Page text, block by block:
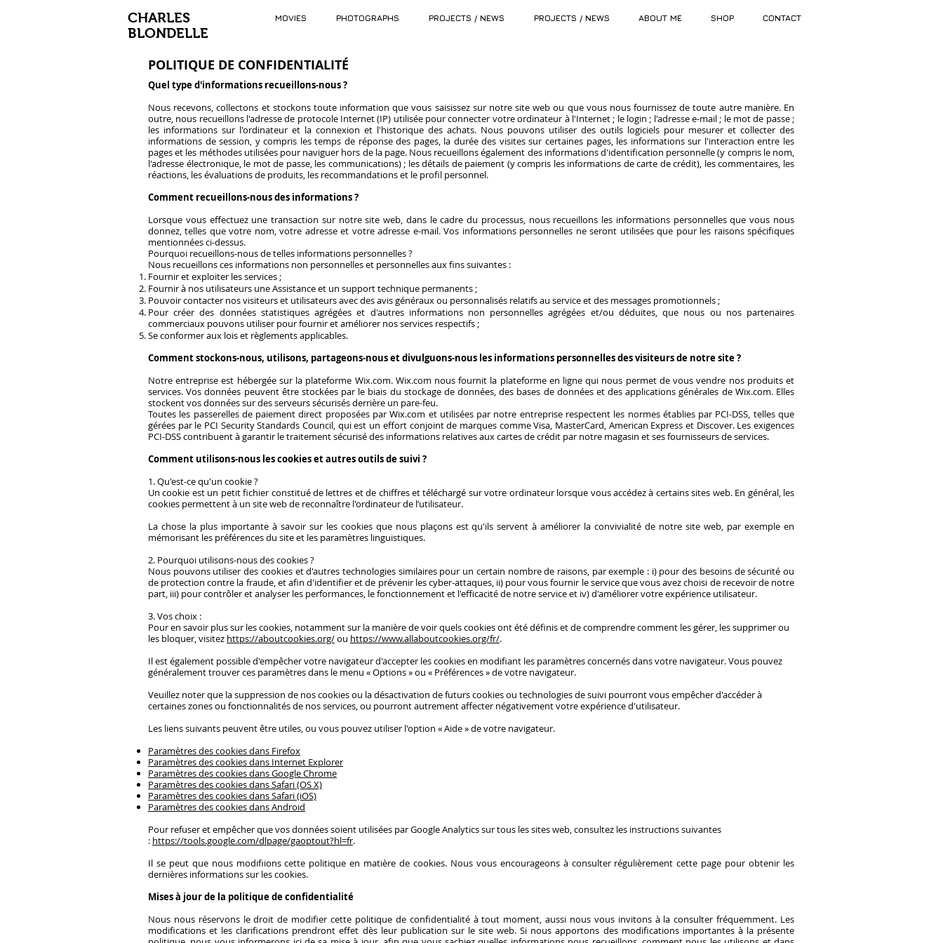
CHARLES
BLONDELLE
MOVIES PHOTOGRAPHS PROJECTS / NEWS PROJECTS / NEWS ABOUT ME SHOP CONTACT
POLITIQUE DE CONFIDENTIALITÉ
Quel type d'informations recueillons-nous ?
Nous recevons, collectons et stockons toute information que vous saisissez sur notre site web ou que vous nous fournissez de toute autre manière. En
outre, nous recueillons l'adresse de protocole Internet (IP) utilisée pour connecter votre ordinateur à l'Internet ; le login ; l'adresse e-mail ; le mot de passe ;
les informations sur l'ordinateur et la connexion et l'historique des achats. Nous pouvons utiliser des outils logiciels pour mesurer et collecter des
informations de session, y compris les temps de réponse des pages, la durée des visites sur certaines pages, les informations sur l'interaction entre les
pages et les méthodes utilisées pour naviguer hors de la page. Nous recueillons également des informations d'identification personnelle (y compris le nom,
l'adresse électronique, le mot de passe, les communications) ; les détails de paiement (y compris les informations de carte de crédit), les commentaires, les
réactions, les évaluations de produits, les recommandations et le profil personnel.
Comment recueillons-nous des informations ?
Lorsque vous effectuez une transaction sur notre site web, dans le cadre du processus, nous recueillons les informations personnelles que vous nous
donnez, telles que votre nom, votre adresse et votre adresse e-mail. Vos informations personnelles ne seront utilisées que pour les raisons spécifiques
mentionnées ci-dessus.
Pourquoi recueillons-nous de telles informations personnelles ?
Nous recueillons ces informations non personnelles et personnelles aux fins suivantes :
Fournir et exploiter les services ;
Fournir à nos utilisateurs une Assistance et un support technique permanents ;
Pouvoir contacter nos visiteurs et utilisateurs avec des avis généraux ou personnalisés relatifs au service et des messages promotionnels ;
Pour créer des données statistiques agrégées et d'autres informations non personnelles agrégées et/ou déduites, que nous ou nos partenaires
commerciaux pouvons utiliser pour fournir et améliorer nos services respectifs ;
Se conformer aux lois et règlements applicables.
Comment stockons-nous, utilisons, partageons-nous et divulguons-nous les informations personnelles des visiteurs de notre site ?
Notre entreprise est hébergée sur la plateforme Wix.com. Wix.com nous fournit la plateforme en ligne qui nous permet de vous vendre nos produits et
services. Vos données peuvent être stockées par le biais du stockage de données, des bases de données et des applications générales de Wix.com. Elles
stockent vos données sur des serveurs sécurisés derrière un pare-feu.
Toutes les passerelles de paiement direct proposées par Wix.com et utilisées par notre entreprise respectent les normes établies par PCI-DSS, telles que
gérées par le PCI Security Standards Council, qui est un effort conjoint de marques comme Visa, MasterCard, American Express et Discover. Les exigences
PCI-DSS contribuent à garantir le traitement sécurisé des informations relatives aux cartes de crédit par notre magasin et ses fournisseurs de services.
Comment utilisons-nous les cookies et autres outils de suivi ?
1. Qu'est-ce qu'un cookie ?
Un cookie est un petit fichier constitué de lettres et de chiffres et téléchargé sur votre ordinateur lorsque vous accédez à certains sites web. En général, les
cookies permettent à un site web de reconnaître l'ordinateur de l’utilisateur.
La chose la plus importante à savoir sur les cookies que nous plaçons est qu'ils servent à améliorer la convivialité de notre site web, par exemple en
mémorisant les préférences du site et les paramètres linguistiques.
2. Pourquoi utilisons-nous des cookies ?
Nous pouvons utiliser des cookies et d'autres technologies similaires pour un certain nombre de raisons, par exemple : i) pour des besoins de sécurité ou
de protection contre la fraude, et afin d'identifier et de prévenir les cyber-attaques, ii) pour vous fournir le service que vous avez choisi de recevoir de notre
part, iii) pour contrôler et analyser les performances, le fonctionnement et l'efficacité de notre service et iv) d'améliorer votre expérience utilisateur.
3. Vos choix :
Pour en savoir plus sur les cookies, notamment sur la manière de voir quels cookies ont été définis et de comprendre comment les gérer, les supprimer ou
les bloquer, visitez https://aboutcookies.org/ou https://www.allaboutcookies.org/fr/.
Il est également possible d'empêcher votre navigateur d'accepter les cookies en modifiant les paramètres concernés dans votre navigateur. Vous pouvez
généralement trouver ces paramètres dans le menu «Options»ou « Préférences»de votre navigateur.
Veuillez noter que la suppression de nos cookies ou la désactivation de futurs cookies ou technologies de suivi pourront vous empêcher d'accéder à
certaines zones ou fonctionnalités de nos services, ou pourront autrement affecter négativement votre expérience d'utilisateur.
Les liens suivants peuvent être utiles, ou vous pouvez utiliser l'option «Aide»de votre navigateur.
Paramètres des cookies dans Firefox
Paramètres des cookies dans Internet Explorer
Paramètres des cookies dans Google Chrome
Paramètres des cookies dans Safari (OS X)
Paramètres des cookies dans Safari (iOS)
Paramètres des cookies dans Android
Pour refuser et empêcher que vos données soient utilisées par Google Analytics sur tous les sites web, consultez les instructions suivantes
: https://tools.google.com/dlpage/gaoptout?hl=fr.
Il se peut que nous modifiions cette politique en matière de cookies. Nous vous encourageons à consulter régulièrement cette page pour obtenir les
dernières informations sur les cookies.
Mises à jour de la politique de confidentialité
Nous nous réservons le droit de modifier cette politique de confidentialité à tout moment, aussi nous vous invitons à la consulter fréquemment. Les
modifications et les clarifications prendront effet dès leur publication sur le site web. Si nous apportons des modifications importantes à la présente